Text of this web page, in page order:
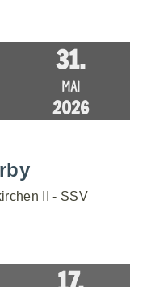
31.
MAI
2026
II - SSV